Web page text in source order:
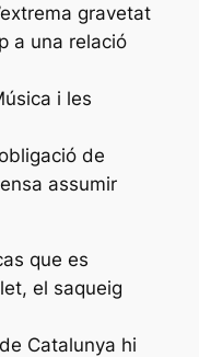
gravetat
a una relació
i les
de
assumir
que es
el saqueig
Catalunya hi